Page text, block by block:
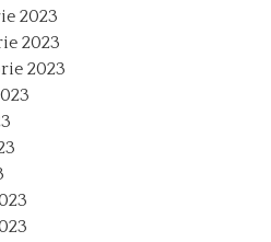
2023
2023
2023